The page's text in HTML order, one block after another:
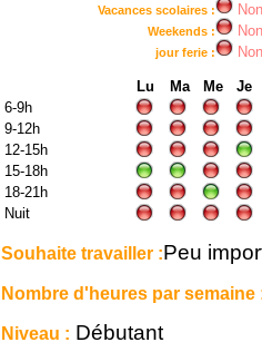
Vacances scolaires :
Non
Weekends : Non
jour ferie : Non
Lu Ma Me
Je
6-9h
9-12h
12-15h
15-18h
18-21h
Nuit
Souhaite travailler :Peu
Nombre d'heures par semaine
Niveau : Débutant